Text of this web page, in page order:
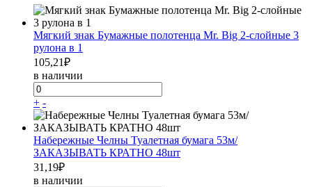
Мягкий знак Бумажные полотенца Mr. Big 2-слойные 3
рулона в 1
105,21₽
в наличии
+ -
Набережные Челны Туалетная бумага 53м/
ЗАКАЗЫВАТЬ КРАТНО 48шт
31,19₽
в наличии